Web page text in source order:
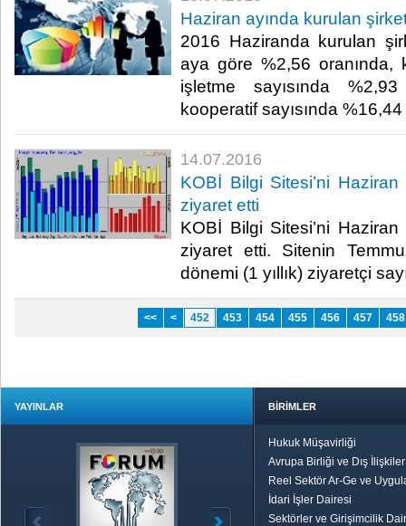
Haziran ayında kurulan
2016 Haziranda kurulan
aya göre %2,56 oranında,
işletme sayısında
kooperatif sayısında
14.07.2016
KOBİ Bilgi Sitesi’ni
ziyaret etti
KOBİ Bilgi Sitesi’ni
ziyaret etti. Sitenin
dönemi (1 yıllık) ziyaretçi
<< < 452 453 454 455 456 457 458
YAYINLAR BİRİMLER
Hukuk Müşavirliği
Avrupa Birliği ve Dış
Reel Sektör Ar-Ge ve
İdari İşler Dairesi
Sektörler ve Girişimcilik